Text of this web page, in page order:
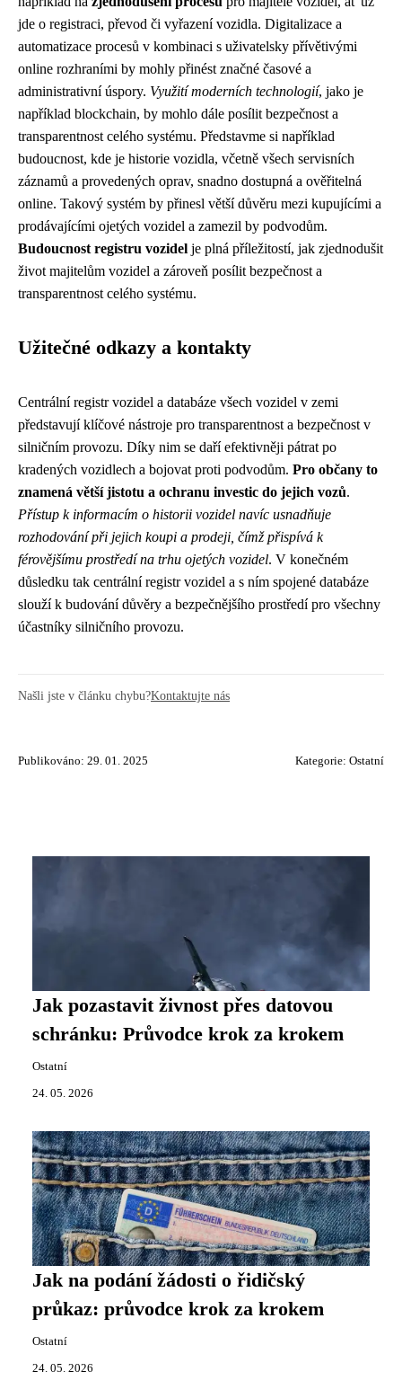
jde o registraci, převod či vyřazení vozidla. Digitalizace a
automatizace procesů v kombinaci s uživatelsky přívětivými
online rozhraními by mohly přinést značné časové a
administrativní úspory. Využití moderních technologií, jako je
například blockchain, by mohlo dále posílit bezpečnost a
transparentnost celého systému. Představme si například
budoucnost, kde je historie vozidla, včetně všech servisních
záznamů a provedených oprav, snadno dostupná a ověřitelná
online. Takový systém by přinesl větší důvěru mezi kupujícími a
prodávajícími ojetých vozidel a zamezil by podvodům.
Budoucnost registru vozidel je plná příležitostí, jak zjednodušit
život majitelům vozidel a zároveň posílit bezpečnost a
transparentnost celého systému.
Užitečné odkazy a kontakty
Centrální registr vozidel a databáze všech vozidel v zemi
představují klíčové nástroje pro transparentnost a bezpečnost v
silničním provozu. Díky nim se daří efektivněji pátrat po
kradených vozidlech a bojovat proti podvodům. Pro občany to
znamená větší jistotu a ochranu investic do jejich vozů.
Přístup k informacím o historii vozidel navíc usnadňuje
rozhodování při jejich koupi a prodeji, čímž přispívá k
férovějšímu prostředí na trhu ojetých vozidel. V konečném
důsledku tak centrální registr vozidel a s ním spojené databáze
slouží k budování důvěry a bezpečnějšího prostředí pro všechny
účastníky silničního provozu.
Našli jste v článku chybu?Kontaktujte nás
Publikováno: 29. 01. 2025 Kategorie: Ostatní
Jak pozastavit živnost přes datovou
schránku: Průvodce krok za krokem
Ostatní
24. 05. 2026
Jak na podání žádosti o řidičský
průkaz: průvodce krok za krokem
Ostatní
24. 05. 2026